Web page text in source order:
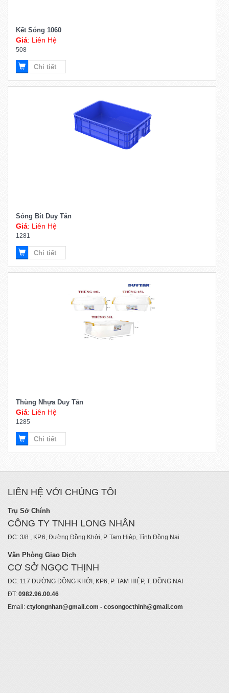
Kết Sóng 1060
Giá: Liên Hệ
508
Chi tiết
Sóng Bít Duy Tân
Giá: Liên Hệ
1281
Chi tiết
Thùng Nhựa Duy Tân
Giá: Liên Hệ
1285
Chi tiết
LIÊN HỆ VỚI CHÚNG TÔI
Trụ Sở Chính
CÔNG TY TNHH LONG NHÂN
ĐC: 3/8 , KP.6, Đường Đồng Khởi, P. Tam Hiệp, Tỉnh Đồng Nai
Văn Phòng Giao Dịch
CƠ SỞ NGỌC THỊNH
ĐC: 117 ĐƯỜNG ĐỒNG KHỞI, KP6, P. TAM HIỆP, T. ĐỒNG NAI
ĐT: 0982.96.00.46
Email: ctylongnhan@gmail.com - cosongocthinh@gmail.com